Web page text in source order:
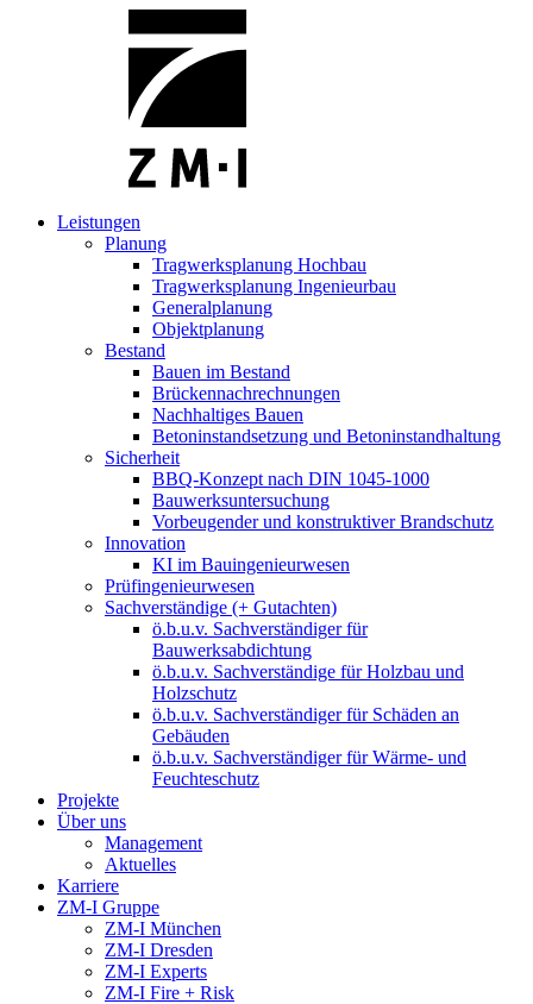
Leistungen
Planung
Tragwerksplanung Hochbau
Tragwerksplanung Ingenieurbau
Generalplanung
Objektplanung
Bestand
Bauen im Bestand
Brückennachrechnungen
Nachhaltiges Bauen
Betoninstandsetzung und Betoninstandhaltung
Sicherheit
BBQ-Konzept nach DIN 1045-1000
Bauwerksuntersuchung
Vorbeugender und konstruktiver Brandschutz
Innovation
KI im Bauingenieurwesen
Prüfingenieurwesen
Sachverständige (+ Gutachten)
ö.b.u.v. Sachverständiger für
Bauwerksabdichtung
ö.b.u.v. Sachverständige für Holzbau und
Holzschutz
ö.b.u.v. Sachverständiger für Schäden an
Gebäuden
ö.b.u.v. Sachverständiger für Wärme- und
Feuchteschutz
Projekte
Über uns
Management
Aktuelles
Karriere
ZM-I Gruppe
ZM-I München
ZM-I Dresden
ZM-I Experts
ZM-I Fire + Risk